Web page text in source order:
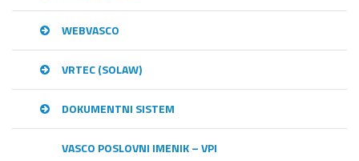
WEBVASCO
VRTEC (SOLAW)
DOKUMENTNI SISTEM
VASCO POSLOVNI IMENIK – VPI